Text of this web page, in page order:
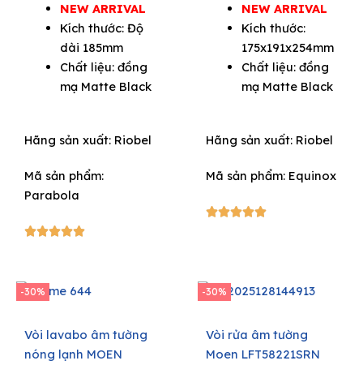
37.000.000₫. 22.200.000₫.
NEW ARRIVAL
Kích thước: Độ
dài 185mm
Chất liệu: đồng
mạ Matte Black
Hãng sản xuất: Riobel
Mã sản phẩm:
Parabola
5/5
27.000.000₫.16.200.000₫.
NEW ARRIVAL
Kích thước:
175x191x254mm
Chất liệu: đồng
mạ Matte Black
Hãng sản xuất: Riobel
Mã sản phẩm: Equinox
5/5
-30%
Vòi lavabo âm tường
nóng lạnh MOEN
-30%
Vòi rửa âm tường
Moen LFT58221SRN